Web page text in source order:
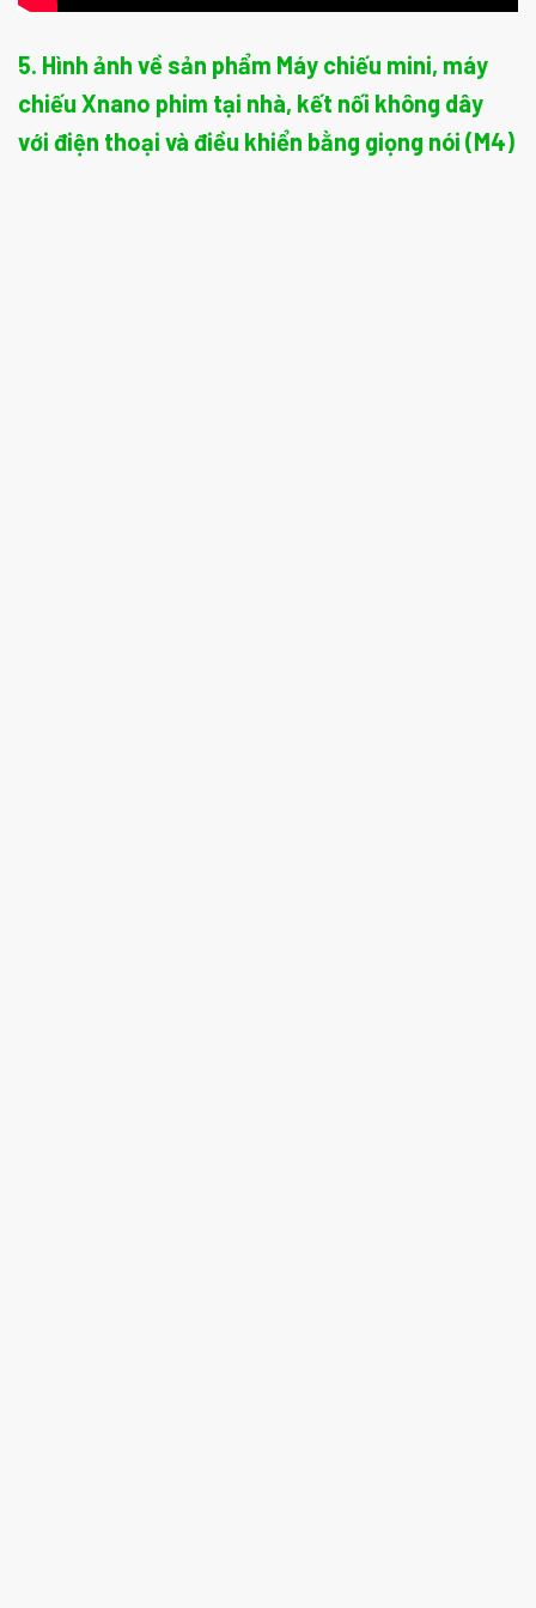
5. Hình ảnh về sản phẩm Máy chiếu mini, máy
chiếu Xnano phim tại nhà, kết nối không dây
với điện thoại và điều khiển bằng giọng nói (M4)